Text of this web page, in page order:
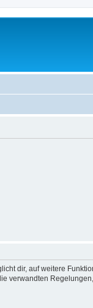
dir, auf weitere
verwandten